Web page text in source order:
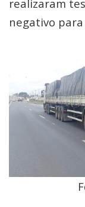
realizaram
negativo